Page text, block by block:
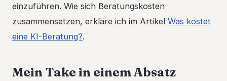
einzuführen. Wie sich Beratungskosten
zusammensetzen, erkläre ich im Artikel Was kostet
eine KI-Beratung?.
Mein Take in einem Absatz